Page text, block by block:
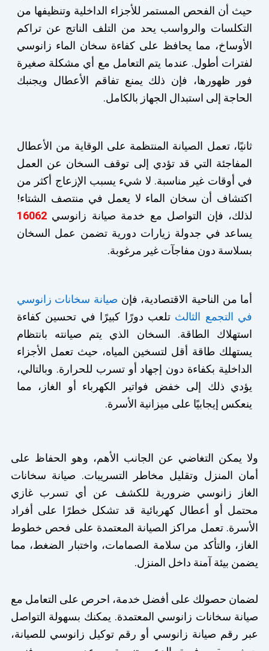
حيث أن الفحص المستمر للأجزاء الداخلية وتنظيفها من
التكلسات والرواسب يحد من التلف الناتج عن تراكم
الأوساخ، مما يحافظ على كفاءة سخان الماء زانوسي
لفترات أطول. عندما يتم التعامل مع أي مشكلة صغيرة
فور ظهورها، فإن ذلك يمنع تفاقم الأعطال ويجنبك
الحاجة إلى استبدال الجهاز بالكامل.
ثانيًا، تعمل الصيانة المنتظمة على الوقاية من الأعطال
المفاجئة التي قد تؤدي إلى توقف السخان عن العمل
في أوقات غير مناسبة. لا شيء يسبب الإزعاج أكثر من
اكتشاف أن سخان الماء لا يعمل في منتصف الشتاء!
لذلك، فإن التواصل مع خدمة صيانة زانوسي16062
يساعد في جدولة زيارات دورية تضمن عمل السخان
بسلاسة دون مفاجآت غير مرغوبة.
أما من الناحية الاقتصادية، فإن صيانة سخانات زانوسي
في التجمع الثالثتلعب دورًا كبيرًا في تحسين كفاءة
استهلاك الطاقة. السخان الذي يتم صيانته بانتظام
يستهلك طاقة أقل لتسخين المياه، حيث تعمل الأجزاء
الداخلية بكفاءة دون إجهاد أو تسرب للحرارة. وبالتالي،
يؤدي ذلك إلى خفض فواتير الكهرباء أو الغاز، مما
ينعكس إيجابيًا على ميزانية الأسرة.
ولا يمكن التغاضي عن الجانب الأهم، وهو الحفاظ على
أمان المنزل وتقليل مخاطر التسريبات. صيانة سخانات
الغاز زانوسي ضرورية للكشف عن أي تسرب غازي
محتمل أو أعطال كهربائية قد تشكل خطرًا على أفراد
الأسرة. تعمل مراكز الصيانة المعتمدة على فحص خطوط
الغاز، والتأكد من سلامة الصمامات، واختبار الضغط، مما
يضمن بيئة آمنة داخل المنزل.
لضمان حصولك على أفضل خدمة، احرص على التعامل مع
صيانة سخانات زانوسي المعتمدة. يمكنك بسهولة التواصل
عبر رقم صيانة زانوسي أو رقم توكيل زانوسي للصيانة،